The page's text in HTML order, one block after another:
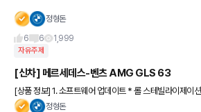
정형돈
6
6 1,999
자유주제
[신차] 메르세데스-벤츠 AMG GLS 63
[상품 정보] 1. 소프트웨어 업데이트 * 롤 스테빌라이제이션 개선 *
에어 서스펜션 시스템 개선 2. 실내 옵션 추가 * 바히아 브라운 / 블랙
정형돈